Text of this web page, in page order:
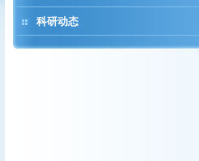
科研动态